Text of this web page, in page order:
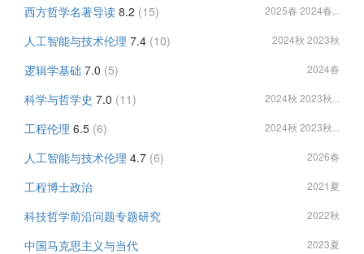
西方哲学名著导读 8.2 (15) 2025春 2024春...
人工智能与技术伦理 7.4 (10) 2024秋 2023秋
逻辑学基础 7.0 (5) 2024春
科学与哲学史 7.0 (11) 2024秋 2023秋...
工程伦理 6.5 (6) 2024秋 2023秋...
人工智能与技术伦理 4.7 (6) 2026春
工程博士政治 2021夏
科技哲学前沿问题专题研究 2022秋
中国马克思主义与当代 2023夏